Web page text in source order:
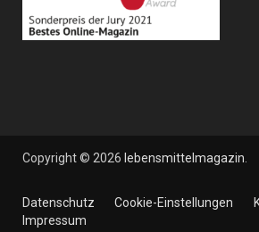
Copyright © 2026 lebensmittelmagazin
Datenschutz Cookie-Einstellungen
Impressum